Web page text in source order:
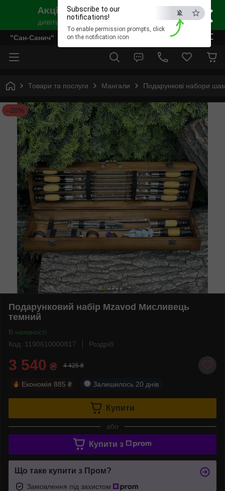
×
ESC
Subscribe to our
notifications!
To enable permission prompts, click
on the notification icon
"Сан-Санич"
Товари та послуги Мангали Подарункові набори
–20%
Подарунковий набір Mzavod Мисливець
темний
В наявності
Код: 1190610000817
Роздріб
3 540 ₴ 4 425 ₴
Економія 885 ₴ Залишилось 20 днів
Купити
або
Купити з
Що таке купити з Пром?
Замовлення під захистом